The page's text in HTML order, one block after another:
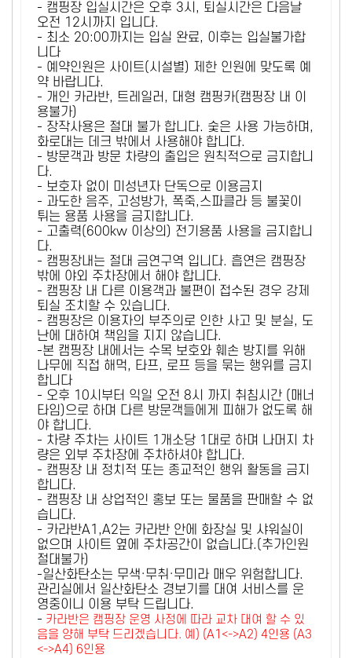
- 캠핑장 입실시간은 오후 3시, 퇴실시간은 다음날
오전 12시까지 입니다.
- 최소 20:00까지는 입실 완료, 이후는 입실불가합
니다
- 예약인원은 사이트(시설별) 제한 인원에 맞도록 예
약 바랍니다.
- 개인 카라반, 트레일러, 대형 캠핑카(캠핑장 내 이
용불가)
- 장작사용은 절대 불가 합니다. 숯은 사용 가능하며,
화로대는 데크 밖에서 사용해야 합니다.
- 방문객과 방문 차량의 출입은 원칙적으로 금지합니
다.
- 보호자 없이 미성년자 단독으로 이용금지
- 과도한 음주, 고성방가, 폭죽,스파클라 등 불꽃이
튀는 용품 사용을 금지합니다.
- 고출력(600kw 이상의) 전기용품 사용을 금지합니
다.
- 캠핑장내는 절대 금연구역 입니다. 흡연은 캠핑장
밖에 야외 주차장에서 해야 합니다.
- 캠핑장 내 다른 이용객과 불편이 접수된 경우 강제
퇴실 조치할 수 있습니다.
- 캠핑장은 이용자의 부주의로 인한 사고 및 분실, 도
난에 대하여 책임을 지지 않습니다.
-본 캠핑장 내에서는 수목 보호와 훼손 방지를 위해
나무에 직접 해먹, 타프, 로프 등을 묶는 행위를 금지
합니다
- 오후 10시부터 익일 오전 8시 까지 취침시간 (매너
타임)으로 하며 다른 방문객들에게 피해가 없도록 해
야 합니다.
- 차량 주차는 사이트 1개소당 1대로 하며 나머지 차
량은 외부 주차장에 주차하셔야 합니다.
- 캠핑장 내 정치적 또는 종교적인 행위 활동을 금지
합니다.
- 캠핑장 내 상업적인 홍보 또는 물품을 판매할 수 없
습니다.
- 카라반A1,A2는 카라반 안에 화장실 및 샤워실이
없으며 사이트 옆에 주차공간이 없습니다.(추가인원
절대불가)
-일산화탄소는 무색·무취·무미라 매우 위험합니다.
관리실에서 일산화탄소 경보기를 대여 서비스를 운
영중이니 이용 부탁 드립니다.
- 카라반은 캠핑장 운영 사정에 따라 교차 대여 할 수 있
음을 양해 부탁 드리겠습니다. 예) (A1<->A2) 4인용 (A3
<->A4) 6인용